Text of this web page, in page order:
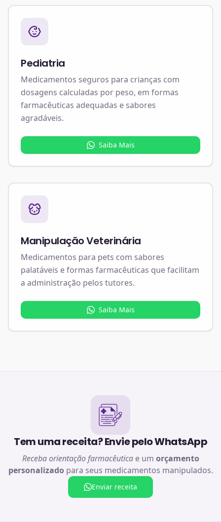
Pediatria
Medicamentos seguros para crianças com
dosagens calculadas por peso, em formas
farmacêuticas adequadas e sabores
agradáveis.
Saiba Mais
Manipulação Veterinária
Medicamentos para pets com sabores
palatáveis e formas farmacêuticas que facilitam
a administração pelos tutores.
Saiba Mais
Tem uma receita? Envie pelo WhatsApp
Receba orientação farmacêuticae um orçamento
personalizado para seus medicamentos manipulados.
Enviar receita